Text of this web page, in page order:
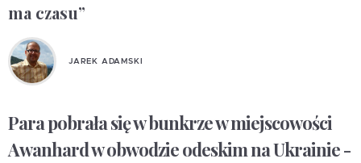
ma czasu”
JAREK ADAMSKI
Para pobrała się w bunkrze w miejscowości
Awanhard w obwodzie odeskim na Ukrainie -